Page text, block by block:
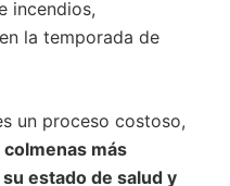
incendios,
la temporada de
un proceso costoso,
más
estado de salud y